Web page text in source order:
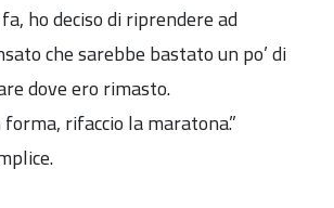
ho deciso di riprendere ad
che sarebbe bastato un po’ di
dove ero rimasto.
rifaccio la maratona.”